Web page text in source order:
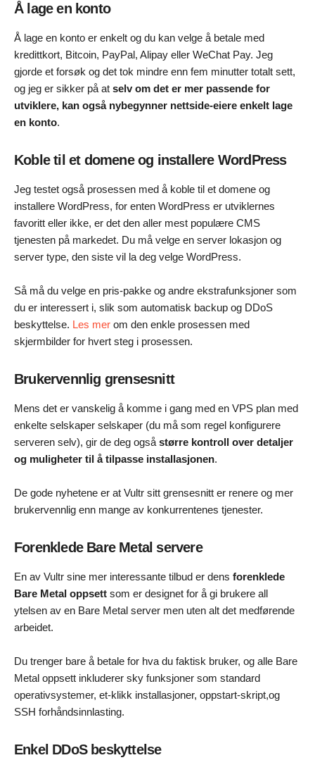
Å lage en konto
Å lage en konto er enkelt og du kan velge å betale med
kredittkort, Bitcoin, PayPal, Alipay eller WeChat Pay. Jeg
gjorde et forsøk og det tok mindre enn fem minutter totalt sett,
og jeg er sikker på at selv om det er mer passende for
utviklere, kan også nybegynner nettside-eiere enkelt lage
en konto.
Koble til et domene og installere WordPress
Jeg testet også prosessen med å koble til et domene og
installere WordPress, for enten WordPress er utviklernes
favoritt eller ikke, er det den aller mest populære CMS
tjenesten på markedet. Du må velge en server lokasjon og
server type, den siste vil la deg velge WordPress.
Så må du velge en pris-pakke og andre ekstrafunksjoner som
du er interessert i, slik som automatisk backup og DDoS
beskyttelse. Les mer om den enkle prosessen med
skjermbilder for hvert steg i prosessen.
Brukervennlig grensesnitt
Mens det er vanskelig å komme i gang med en VPS plan med
enkelte selskaper selskaper (du må som regel konfigurere
serveren selv), gir de deg også større kontroll over detaljer
og muligheter til å tilpasse installasjonen.
De gode nyhetene er at Vultr sitt grensesnitt er renere og mer
brukervennlig enn mange av konkurrentenes tjenester.
Forenklede Bare Metal servere
En av Vultr sine mer interessante tilbud er dens forenklede
Bare Metal oppsett som er designet for å gi brukere all
ytelsen av en Bare Metal server men uten alt det medførende
arbeidet.
Du trenger bare å betale for hva du faktisk bruker, og alle Bare
Metal oppsett inkluderer sky funksjoner som standard
operativsystemer, et-klikk installasjoner, oppstart-skript,og
SSH forhåndsinnlasting.
Enkel DDoS beskyttelse